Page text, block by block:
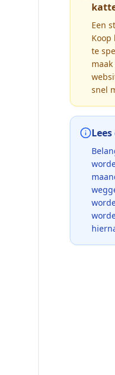
Een
te
snel